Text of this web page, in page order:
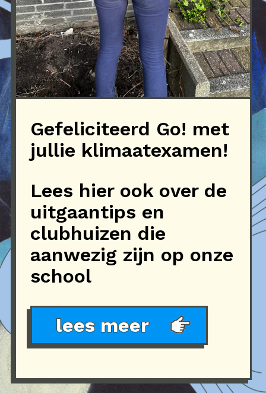
Gefeliciteerd Go! met
jullie klimaatexamen!
Lees hier ook over de
uitgaantips en
clubhuizen die
aanwezig zijn op onze
school
lees meer